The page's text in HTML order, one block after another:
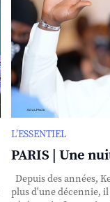
L’ESSENTIEL
PARIS | Une
Depuis des années,
plus d'une décennie,